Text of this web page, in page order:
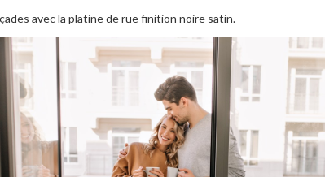
avec la platine de rue finition noire satin.